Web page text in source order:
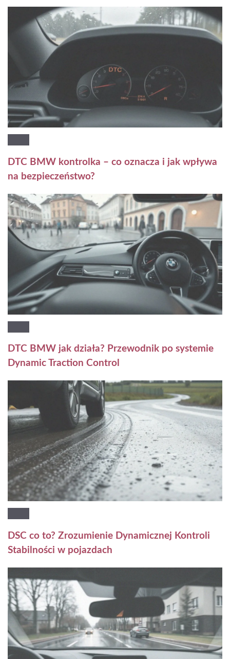
DTC BMW kontrolka – co oznacza i jak wpływa
na bezpieczeństwo?
DTC BMW jak działa? Przewodnik po systemie
Dynamic Traction Control
DSC co to? Zrozumienie Dynamicznej Kontroli
Stabilności w pojazdach